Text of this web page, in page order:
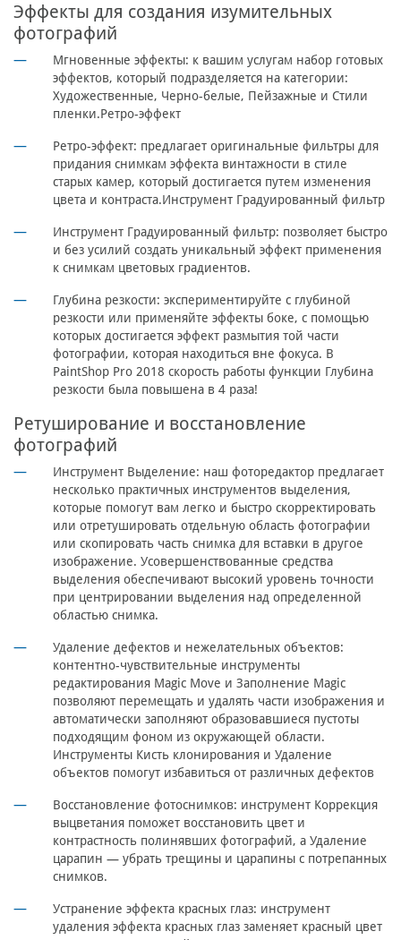
Эффекты для создания изумительных
фотографий
Мгновенные эффекты: к вашим услугам набор готовых
эффектов, который подразделяется на категории:
Художественные, Черно-белые, Пейзажные и Стили
пленки.Ретро-эффект
Ретро-эффект: предлагает оригинальные фильтры для
придания снимкам эффекта винтажности в стиле
старых камер, который достигается путем изменения
цвета и контраста.Инструмент Градуированный фильтр
Инструмент Градуированный фильтр: позволяет быстро
и без усилий создать уникальный эффект применения
к снимкам цветовых градиентов.
Глубина резкости: экспериментируйте с глубиной
резкости или применяйте эффекты боке, с помощью
которых достигается эффект размытия той части
фотографии, которая находиться вне фокуса. В
PaintShop Pro 2018 скорость работы функции Глубина
резкости была повышена в 4 раза!
Ретуширование и восстановление
фотографий
Инструмент Выделение: наш фоторедактор предлагает
несколько практичных инструментов выделения,
которые помогут вам легко и быстро скорректировать
или отретушировать отдельную область фотографии
или скопировать часть снимка для вставки в другое
изображение. Усовершенствованные средства
выделения обеспечивают высокий уровень точности
при центрировании выделения над определенной
областью снимка.
Удаление дефектов и нежелательных объектов:
контентно-чувствительные инструменты
редактирования Magic Move и Заполнение Magic
позволяют перемещать и удалять части изображения и
автоматически заполняют образовавшиеся пустоты
подходящим фоном из окружающей области.
Инструменты Кисть клонирования и Удаление
объектов помогут избавиться от различных дефектов
Восстановление фотоснимков: инструмент Коррекция
выцветания поможет восстановить цвет и
контрастность полинявших фотографий, а Удаление
царапин — убрать трещины и царапины с потрепанных
снимков.
Устранение эффекта красных глаз: инструмент
удаления эффекта красных глаз заменяет красный цвет